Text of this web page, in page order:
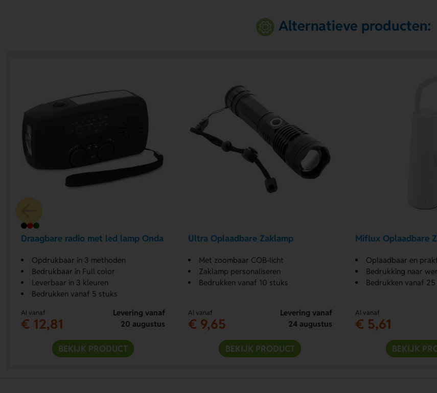
Alternatieve producten:
Draagbare radio met led lamp Onda
Opdrukbaar in 3 methoden
Bedrukbaar in Full color
Leverbaar in 3 kleuren
Bedrukken vanaf 5 stuks
Al vanaf
€ 12,81
Levering vanaf
20 augustus
BEKIJK PRODUCT
Ultra Oplaadbare Zaklamp
Met zoombaar COB-licht
Zaklamp personaliseren
Bedrukken vanaf 10 stuks
Al vanaf
€ 9,65
Levering vanaf
24 augustus
BEKIJK PRODUCT
Miflux Oplaadbare
Oplaadbaar en
Bedrukking naar
Bedrukken vanaf
Al vanaf
€ 5,61
BEKIJK